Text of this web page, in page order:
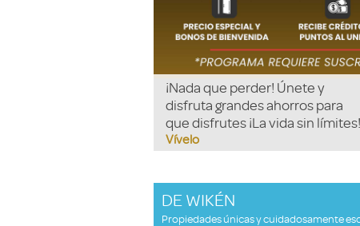
¡Nada que perder! Únete y
disfruta grandes ahorros para
que disfrutes ¡La vida sin límites!
Vívelo
DE WIKÉN
Propiedades únicas y cuidadosamente